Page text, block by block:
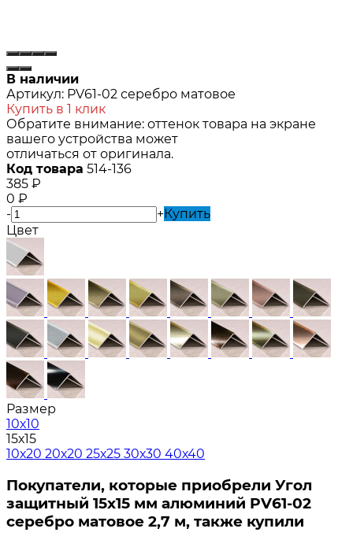
В наличии
Артикул: PV61-02 серебро матовое
Купить в 1 клик
Обратите внимание: оттенок товара на экране
вашего устройства может
отличаться от оригинала.
Код товара 514-136
385 ₽
0 ₽
-
+Купить
Цвет
Размер
10х10
15х15
10х20 20х20 25х25 30х30 40х40
Покупатели, которые приобрели Угол
защитный 15х15 мм алюминий PV61-02
серебро матовое 2,7 м, также купили